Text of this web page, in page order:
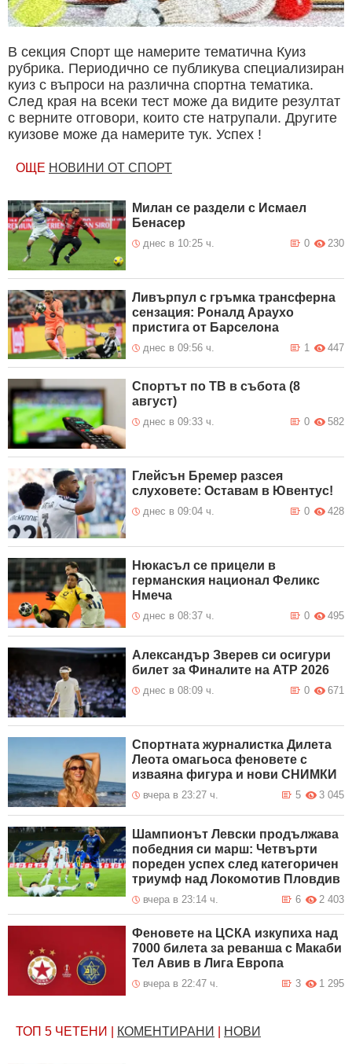
В секция Спорт ще намерите тематична Куиз
рубрика. Периодично се публикува специализиран
куиз с въпроси на различна спортна тематика.
След края на всеки тест може да видите резултат
с верните отговори, които сте натрупали. Другите
куизове може да намерите тук. Успех !
ОЩЕ НОВИНИ ОТ СПОРТ
Милан се раздели с Исмаел
Бенасер
днес в 10:25 ч. 230
0
Ливърпул с гръмка трансферна
сензация: Роналд Араухо
пристига от Барселона
днес в 09:56 ч. 447
1
Спортът по ТВ в събота (8
август)
днес в 09:33 ч. 582
0
Глейсън Бремер разсея
слуховете: Оставам в Ювентус!
днес в 09:04 ч. 428
0
Нюкасъл се прицели в
германския национал Феликс
Нмеча
днес в 08:37 ч. 495
0
Александър Зверев си осигури
билет за Финалите на ATP 2026
днес в 08:09 ч. 671
0
Спортната журналистка Дилета
Леота омагьоса феновете с
изваяна фигура и нови СНИМКИ
вчера в 23:27 ч. 3 045
5
Шампионът Левски продължава
победния си марш: Четвърти
пореден успех след категоричен
триумф над Локомотив Пловдив
вчера в 23:14 ч. 2 403
6
Феновете на ЦСКА изкупиха над
7000 билета за реванша с Макаби
Тел Авив в Лига Европа
вчера в 22:47 ч. 1 295
3
ТОП 5 ЧЕТЕНИ КОМЕНТИРАНИ НОВИ